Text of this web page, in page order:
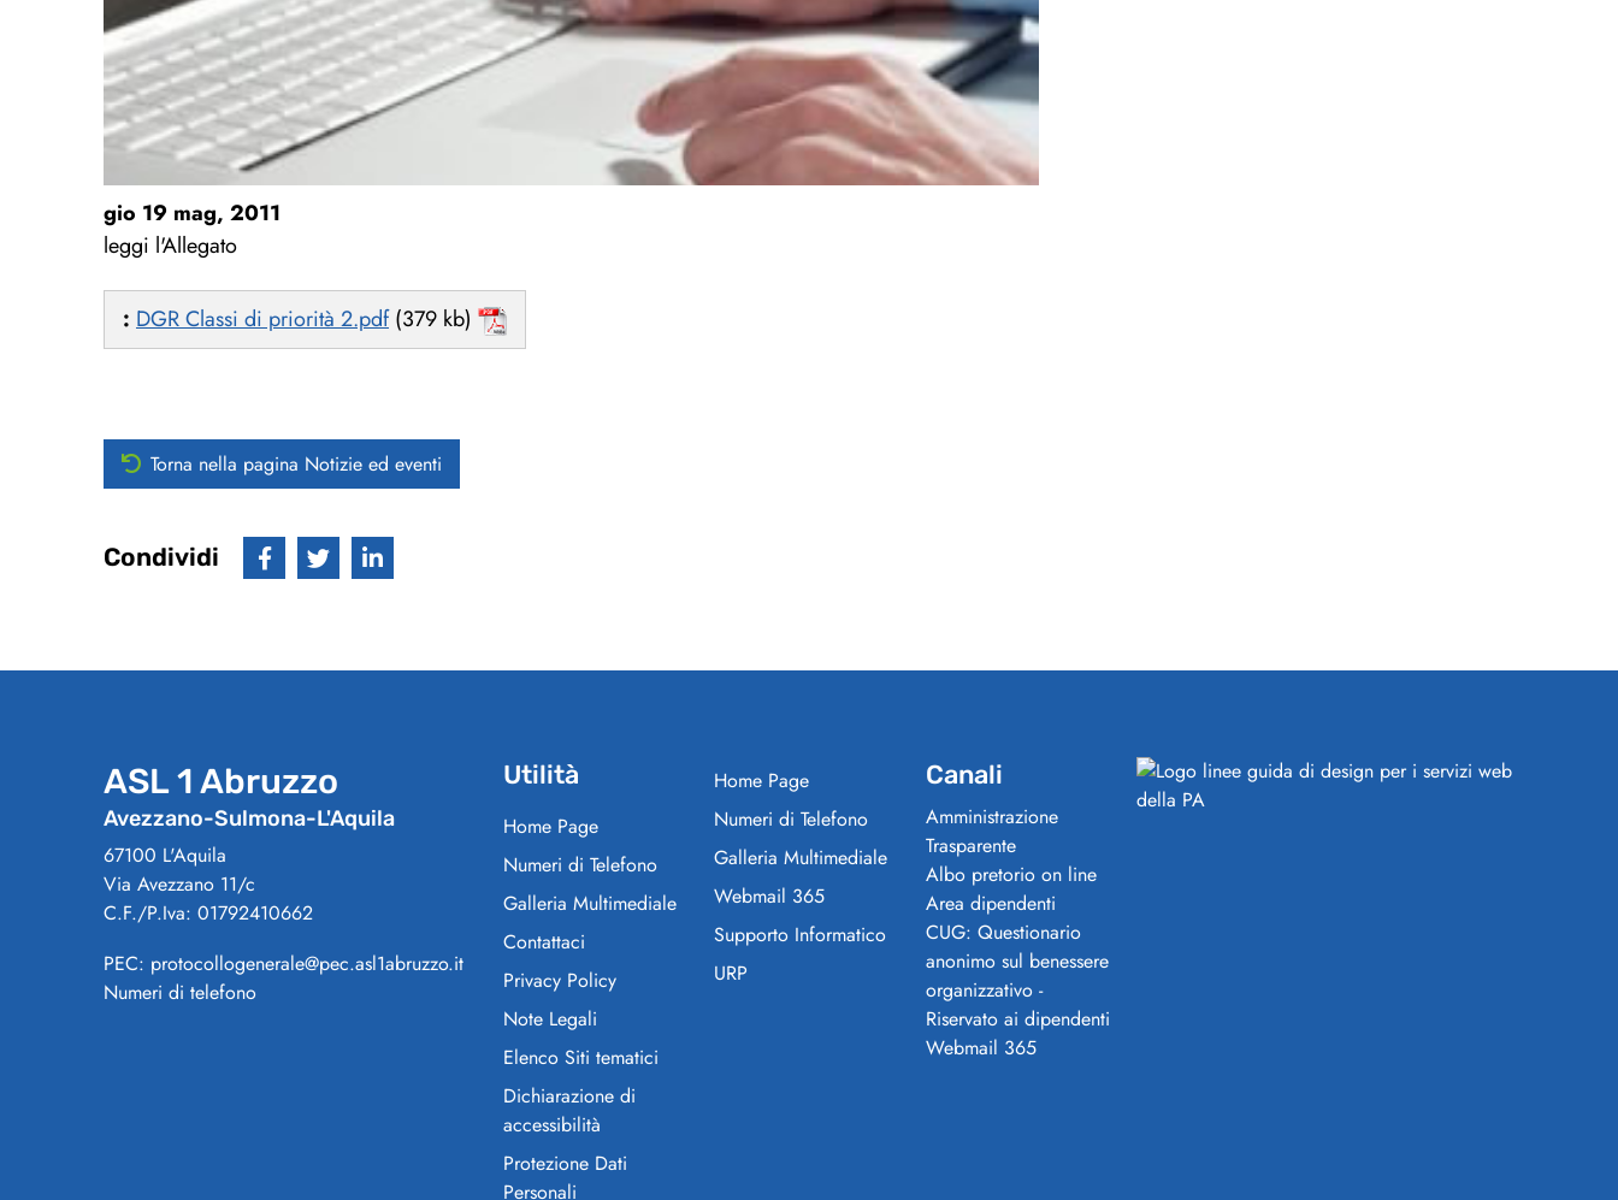
gio 19 mag, 2011
leggi l'Allegato
: DGR Classi di priorità 2.pdf(379 kb)
Torna nella pagina Notizie ed eventi
Condividi
ASL 1 Abruzzo
Avezzano-Sulmona-L'Aquila
67100 L'Aquila
Via Avezzano 11/c
C.F./P.Iva: 01792410662
PEC: protocollogenerale@pec.asl1abruzzo.it
Numeri di telefono
Utilità
Home Page
Numeri di Telefono
Galleria Multimediale
Contattaci
Privacy Policy
Note Legali
Elenco Siti tematici
Dichiarazione di
accessibilità
Protezione Dati
Personali
Home Page
Numeri di Telefono
Galleria Multimediale
Webmail 365
Supporto Informatico
URP
Canali
Amministrazione
Trasparente
Albo pretorio on line
Area dipendenti
CUG: Questionario
anonimo sul benessere
organizzativo -
Riservato ai dipendenti
Webmail 365